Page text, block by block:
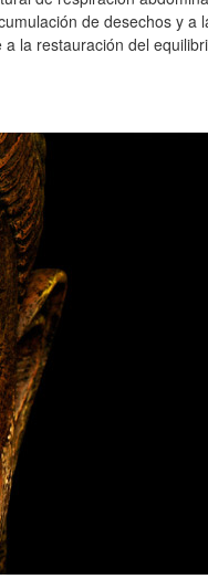
de desechos y a
la restauración del